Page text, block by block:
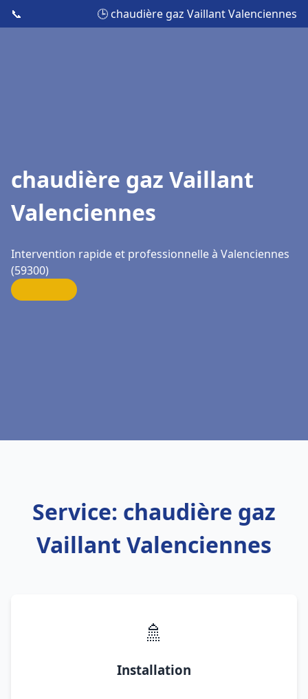
📞 🕒 chaudière gaz Vaillant Valenciennes
chaudière gaz Vaillant
Valenciennes
Intervention rapide et professionnelle à Valenciennes
(59300)
Service: chaudière gaz
Vaillant Valenciennes
🚿
Installation